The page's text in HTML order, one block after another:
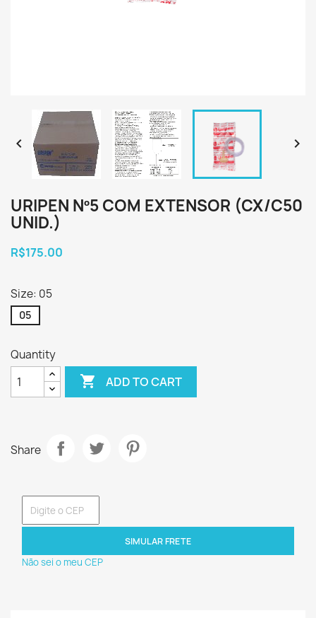
 
URIPEN Nº5 COM EXTENSOR (CX/C50
UNID.)
R$175.00
Size: 05
05
Quantity
 ADD TO CART
Share
SIMULAR FRETE
Não sei o meu CEP